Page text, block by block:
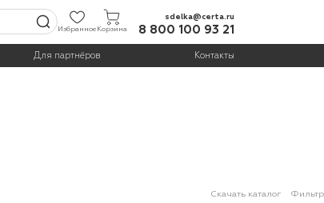
ИзбранноеКорзина
sdelka@certa.ru
8 800 100 93 21
Для партнёров Контакты
Скачать каталог Фильтр